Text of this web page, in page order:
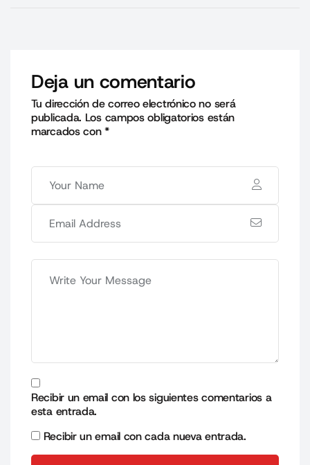
Deja un comentario
Tu dirección de correo electrónico no será
publicada. Los campos obligatorios están
marcados con*
Recibir un email con los siguientes comentarios a
esta entrada.
Recibir un email con cada nueva entrada.